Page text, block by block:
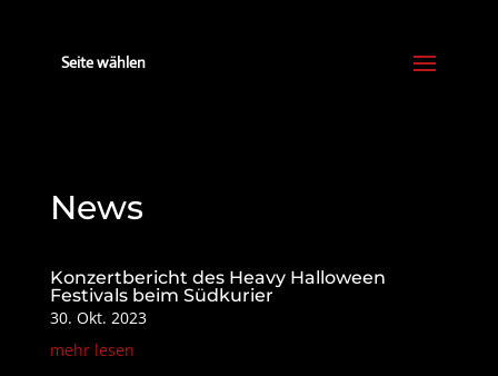
Seite wählen
News
Konzertbericht des Heavy Halloween
Festivals beim Südkurier
30. Okt. 2023
mehr lesen